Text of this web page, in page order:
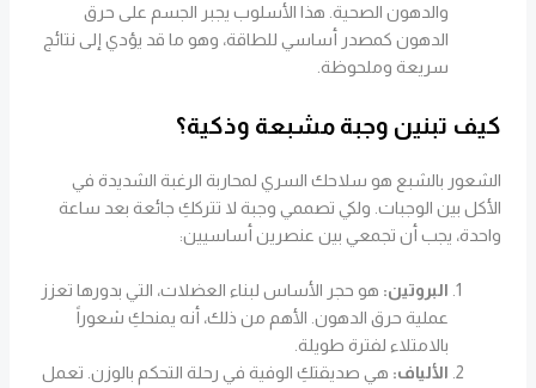
والدهون الصحية. هذا الأسلوب يجبر الجسم على حرق
الدهون كمصدر أساسي للطاقة، وهو ما قد يؤدي إلى نتائج
سريعة وملحوظة.
كيف تبنين وجبة مشبعة وذكية؟
الشعور بالشبع هو سلاحك السري لمحاربة الرغبة الشديدة في
الأكل بين الوجبات. ولكي تصممي وجبة لا تترككِ جائعة بعد ساعة
واحدة، يجب أن تجمعي بين عنصرين أساسيين:
البروتين: هو حجر الأساس لبناء العضلات، التي بدورها تعزز
عملية حرق الدهون. الأهم من ذلك، أنه يمنحكِ شعوراً
بالامتلاء لفترة طويلة.
الألياف: هي صديقتكِ الوفية في رحلة التحكم بالوزن. تعمل